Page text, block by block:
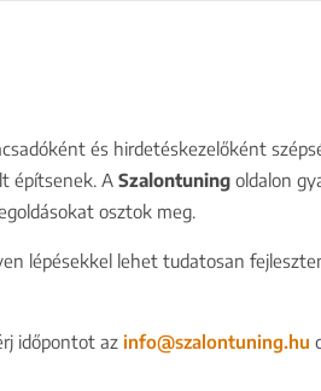
és hirdetéskezelőként
építsenek. A Szalontuningoldalon
osztok meg.
lépésekkel lehet tudatosan
időpontot az info@szalontuning.hu